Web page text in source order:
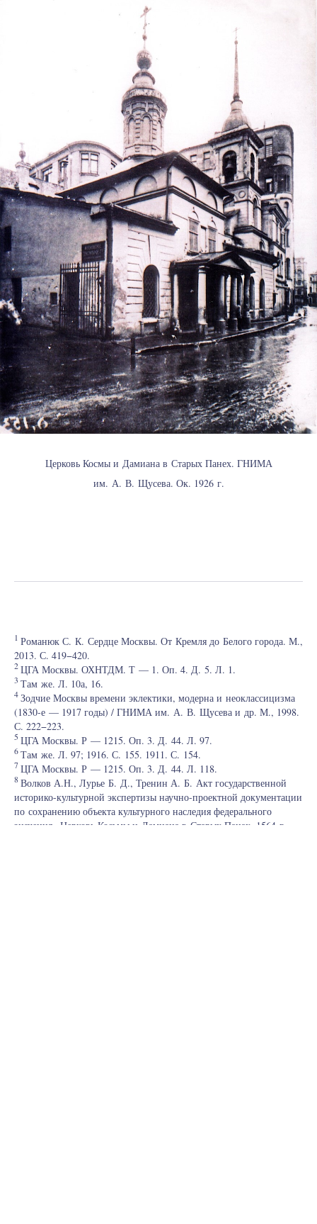
Церковь Космы и Дамиана в Старых Панех. ГНИМА
им. А. В. Щусева. Ок. 1926 г.
1 Романюк С. К. Сердце Москвы. От Кремля до Белого города. М.,
2013. С. 419−420.
2 ЦГА Москвы. ОХНТДМ. Т — 1. Оп. 4. Д. 5. Л. 1.
3 Там же. Л. 10а, 16.
4 Зодчие Москвы времени эклектики, модерна и неоклассицизма
(1830-е — 1917 годы) / ГНИМА им. А. В. Щусева и др. М., 1998.
С. 222−223.
5 ЦГА Москвы. Р — 1215. Оп. 3. Д. 44. Л. 97.
6 Там же. Л. 97; 1916. С. 155. 1911. С. 154.
7 ЦГА Москвы. Р — 1215. Оп. 3. Д. 44. Л. 118.
8 Волков А.Н., Лурье Б. Д., Тренин А. Б. Акт государственной
историко-культурной экспертизы научно-проектной документации
по сохранению объекта культурного наследия федерального
значения «Церковь Косьмы и Дамиана в Старых Панах, 1564 г.,